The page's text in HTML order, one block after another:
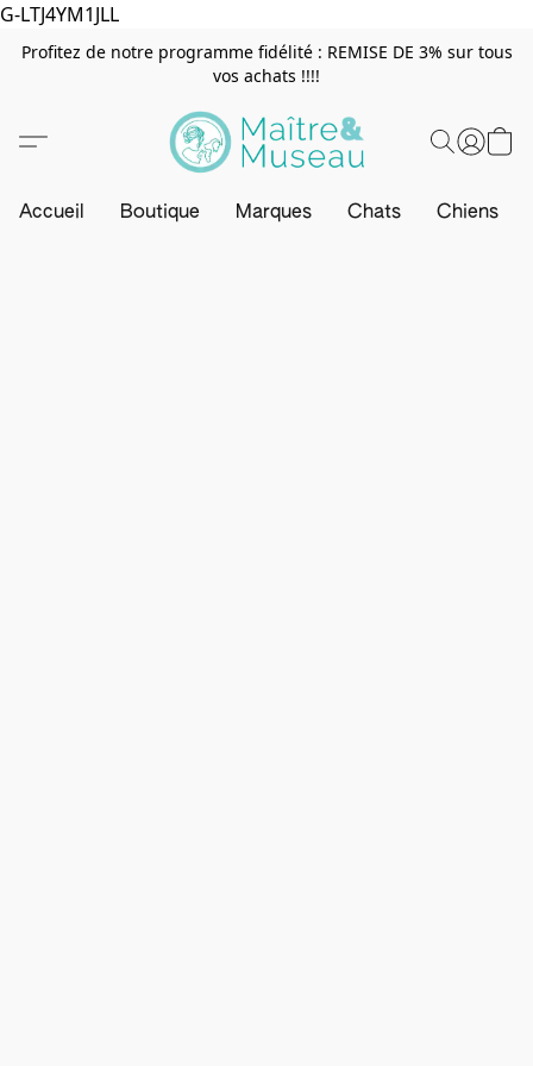
G-LTJ4YM1JLL
Profitez de notre programme fidélité : REMISE DE 3% sur tous
vos achats !!!!
Accueil Boutique Marques Chats Chiens